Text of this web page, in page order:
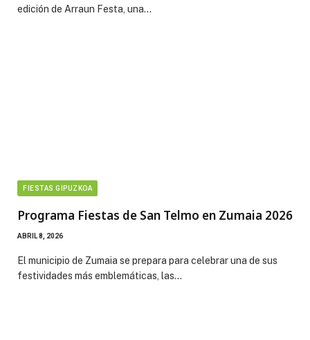
edición de Arraun Festa, una…
FIESTAS GIPUZKOA
Programa Fiestas de San Telmo en Zumaia 2026
ABRIL 8, 2026
El municipio de Zumaia se prepara para celebrar una de sus
festividades más emblemáticas, las…